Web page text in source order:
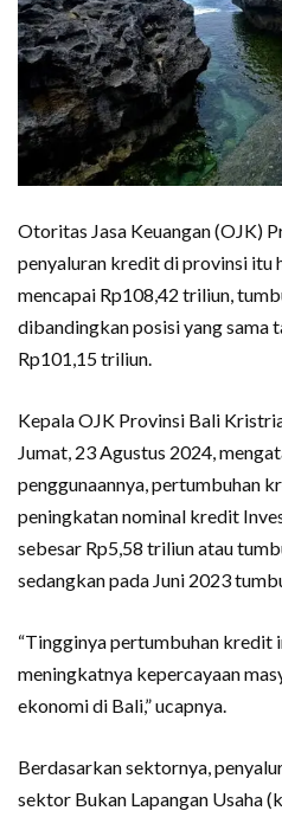
Otoritas Jasa Keuangan (OJK)
penyaluran kredit di provinsi itu
mencapai Rp108,42 triliun,
dibandingkan posisi yang sama
Rp101,15 triliun.
Kepala OJK Provinsi Bali
Jumat, 23 Agustus 2024,
penggunaannya, pertumbuhan
peningkatan nominal kredit
sebesar Rp5,58 triliun atau
sedangkan pada Juni 2023
“Tingginya pertumbuhan kredit
meningkatnya kepercayaan
ekonomi di Bali,” ucapnya.
Berdasarkan sektornya,
sektor Bukan Lapangan Usaha